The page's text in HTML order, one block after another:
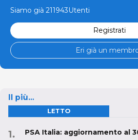
Siamo già 211943Utenti
Registrati
Eri già un
Il più...
LETTO
PSA Italia: aggiornamento al